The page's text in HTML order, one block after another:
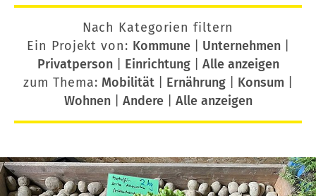
Nach Kategorien filtern
Ein Projekt von: Kommune| Unternehmen|
Privatperson| Einrichtung| Alle anzeigen
zum Thema: Mobilität Ernährung Konsum
Wohnen| Andere| Alle anzeigen